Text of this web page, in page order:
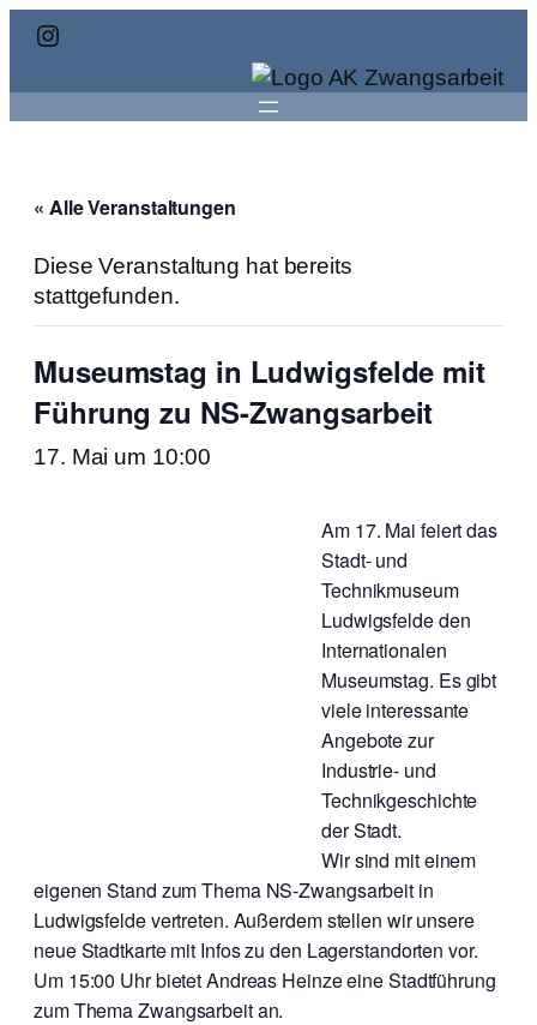
Instagram
« Alle Veranstaltungen
Diese Veranstaltung hat bereits
stattgefunden.
Museumstag in Ludwigsfelde mit
Führung zu NS-Zwangsarbeit
17. Mai um 10:00
Am 17. Mai feiert das
Stadt- und
Technikmuseum
Ludwigsfelde den
Internationalen
Museumstag. Es gibt
viele interessante
Angebote zur
Industrie- und
Technikgeschichte
der Stadt.
Wir sind mit einem
eigenen Stand zum Thema NS-Zwangsarbeit in
Ludwigsfelde vertreten. Außerdem stellen wir unsere
neue Stadtkarte mit Infos zu den Lagerstandorten vor.
Um 15:00 Uhr bietet Andreas Heinze eine Stadtführung
zum Thema Zwangsarbeit an.